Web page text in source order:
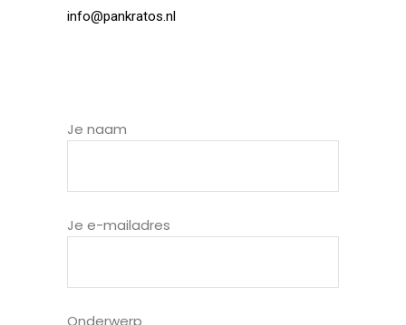
info@pankratos.nl
Je naam
Je e-mailadres
Onderwerp